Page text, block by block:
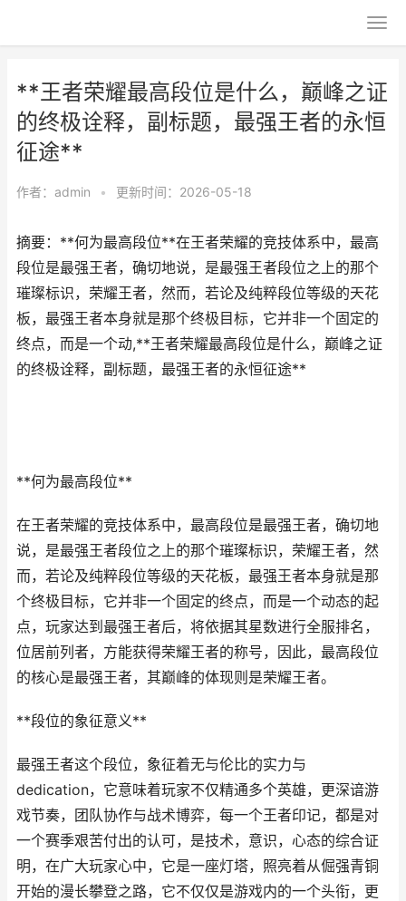
**王者荣耀最高段位是什么，巅峰之证
的终极诠释，副标题，最强王者的永恒
征途**
作者： admin • 更新时间：2026-05-18
摘要：**何为最高段位**在王者荣耀的竞技体系中，最高
段位是最强王者，确切地说，是最强王者段位之上的那个
璀璨标识，荣耀王者，然而，若论及纯粹段位等级的天花
板，最强王者本身就是那个终极目标，它并非一个固定的
终点，而是一个动,**王者荣耀最高段位是什么，巅峰之证
的终极诠释，副标题，最强王者的永恒征途**
**何为最高段位**
在王者荣耀的竞技体系中，最高段位是最强王者，确切地
说，是最强王者段位之上的那个璀璨标识，荣耀王者，然
而，若论及纯粹段位等级的天花板，最强王者本身就是那
个终极目标，它并非一个固定的终点，而是一个动态的起
点，玩家达到最强王者后，将依据其星数进行全服排名，
位居前列者，方能获得荣耀王者的称号，因此，最高段位
的核心是最强王者，其巅峰的体现则是荣耀王者。
**段位的象征意义**
最强王者这个段位，象征着无与伦比的实力与
dedication，它意味着玩家不仅精通多个英雄，更深谙游
戏节奏，团队协作与战术博弈，每一个王者印记，都是对
一个赛季艰苦付出的认可，是技术，意识，心态的综合证
明，在广大玩家心中，它是一座灯塔，照亮着从倔强青铜
开始的漫长攀登之路，它不仅仅是游戏内的一个头衔，更